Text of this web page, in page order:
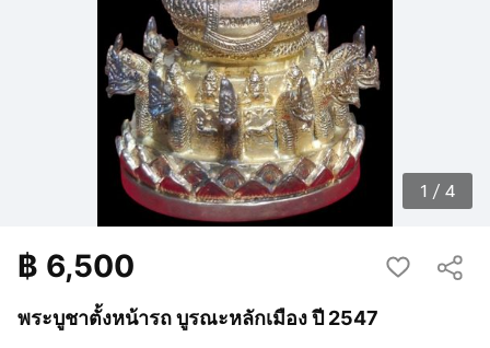
1 / 4
พระบูชาตั้งหน้ารถ บูรณะหลักเมือง ปี 2547
฿ 6,500